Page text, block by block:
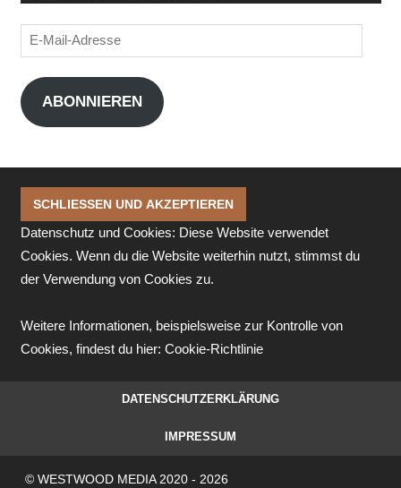
E-
Mail-
Adresse
ABONNIEREN
Datenschutz und Cookies: Diese Website verwendet
Cookies. Wenn du die Website weiterhin nutzt, stimmst du
der Verwendung von Cookies zu.
Weitere Informationen, beispielsweise zur Kontrolle von
Cookies, findest du hier: Cookie-Richtlinie
DATENSCHUTZERKLÄRUNG
IMPRESSUM
© WESTWOOD MEDIA 2020 - 2026